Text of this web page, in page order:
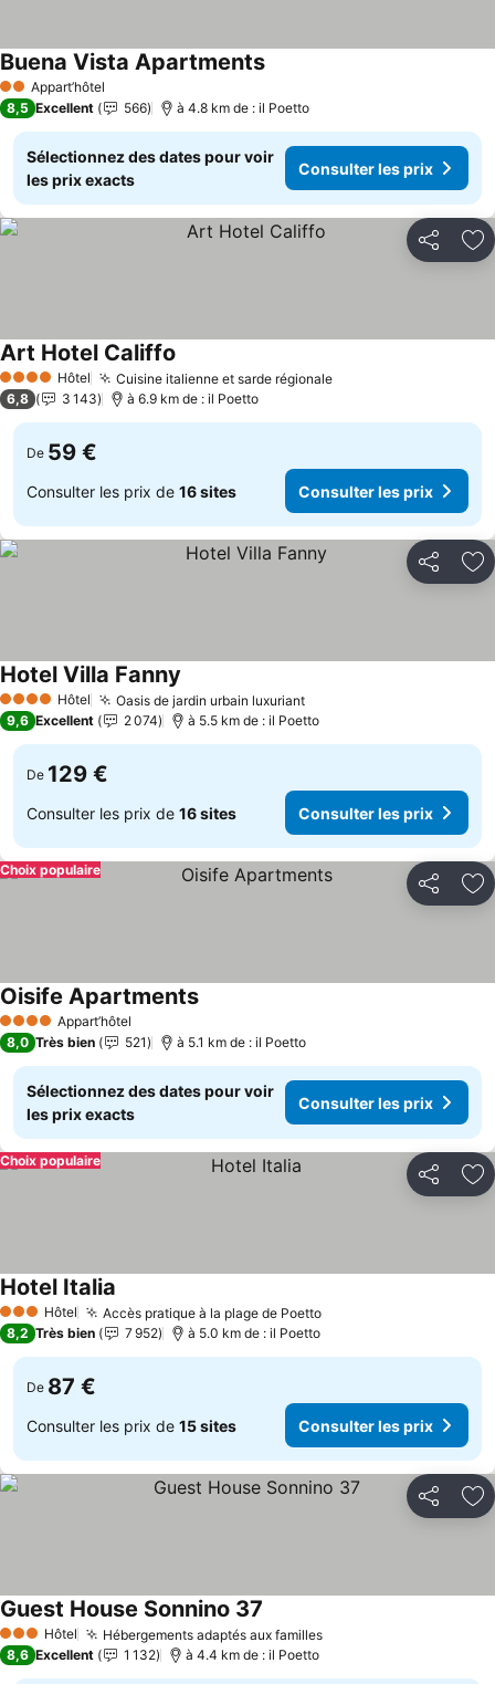
2 ÉtoilesAppart’hôtel
Buena Vista Apartments
8,5 Excellent 566 à 4.8 km de : il Poetto
Sélectionnez des dates pour voir
les prix exacts
Consulter les prix
Partager
4 Étoiles Hôtel Cuisine italienne et sarde régionale
Art Hotel Califfo
6,8 3 143 à 6.9 km de : il Poetto
De 59 €
Consulter les prix de 16 sites Consulter les prix
Partager
4 Étoiles Hôtel Oasis de jardin urbain luxuriant
Hotel Villa Fanny
9,6 Excellent 2 074 à 5.5 km de : il Poetto
De 129 €
Consulter les prix de 16 sites Consulter les prix
Partager
Choix populaire
4 Étoiles Appart’hôtel
Oisife Apartments
8,0 Très bien 521 à 5.1 km de : il Poetto
Sélectionnez des dates pour voir
les prix exacts
Consulter les prix
Partager
Choix populaire
3 ÉtoilesHôtel Accès pratique à la plage de Poetto
Hotel Italia
8,2 Très bien 7 952 à 5.0 km de : il Poetto
De 87 €
Consulter les prix de 15 sites Consulter les prix
Partager
3 ÉtoilesHôtel Hébergements adaptés aux familles
Guest House Sonnino 37
8,6 Excellent 1 132 à 4.4 km de : il Poetto